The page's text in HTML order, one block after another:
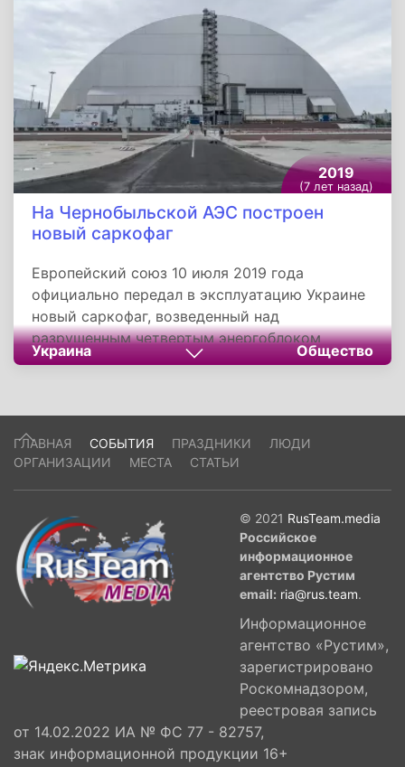
решение откроет перед Балаклавой новые
перспективы. Сейчас это уже не военная база.
Город является туристическим центром с
интереснейшей историей и великолепными
условиями для развития рекреационного
туризма. Такой статус также важен и для
привлечения инвесторов.
2019
(7 лет назад)
На Чернобыльской АЭС построен
новый саркофаг
Европейский союз 10 июля 2019 года
официально передал в эксплуатацию Украине
новый саркофаг, возведенный над
разрушенным четвертым энергоблоком
Чернобыльской атомной электростанции.
аварии. В церемонии принял участие
президент страны Владимир Зеленский.
Сооружение можно увидеть с расстояния в
45 км. Высота арки составляет 106 м, ширина
- 257 м, длина - 162 м, вес - 36 200 тонн.
Украина Общество
ГЛАВНАЯ СОБЫТИЯ ПРАЗДНИКИ
ЛЮДИ
ОРГАНИЗАЦИИ
МЕСТА СТАТЬИ
© 2021 RusTeam.media
Российское
информационное
агентство Рустим
email: ria@rus.team.
Информационное
агентство «Рустим»,
зарегистрировано
Роскомнадзором,
реестровая запись
от 14.02.2022 ИА № ФС 77 - 82757,
знак информационной продукции 16+